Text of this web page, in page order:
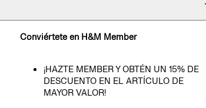
Conviértete en H&M Member
¡HAZTE MEMBER Y OBTÉN UN 15% DE
DESCUENTO EN EL ARTÍCULO DE
MAYOR VALOR!